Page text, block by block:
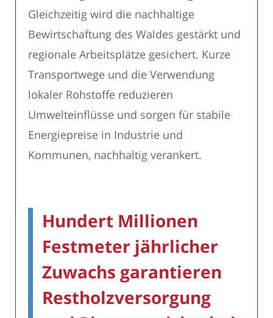
Gleichzeitig wird die nachhaltige
Bewirtschaftung des Waldes gestärkt und
regionale Arbeitsplätze gesichert. Kurze
Transportwege und die Verwendung
lokaler Rohstoffe reduzieren
Umwelteinflüsse und sorgen für stabile
Energiepreise in Industrie und
Kommunen, nachhaltig verankert.
Hundert Millionen
Festmeter jährlicher
Zuwachs garantieren
Restholzversorgung